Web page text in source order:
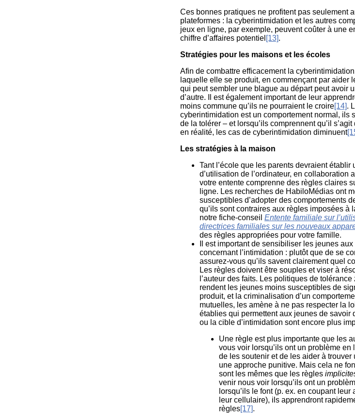
Ces bonnes pratiques ne profitent pas seulement
plateformes : la cyberintimidation et les autres
jeux en ligne, par exemple, peuvent coûter à une
chiffre d’affaires potentiel [13].
Stratégies pour les maisons et les écoles
Afin de combattre efficacement la
laquelle elle se produit, en commençant par aider
qui peut sembler une blague au départ peut avoir
d’autre. Il est également important de leur
moins commune qu’ils ne pourraient le croire[14].
cyberintimidation est un comportement normal, ils
de la tolérer – et lorsqu’ils comprennent qu’il
en réalité, les cas de cyberintimidation diminuent
Les stratégies à la maison
Tant l’école que les parents devraient établir
d’utilisation de l’ordinateur, en collaboration
votre entente comprenne des règles claires
ligne. Les recherches de HabiloMédias ont
susceptibles d’adopter des comportements
qu’ils sont contraires aux règles imposées à
notre fiche-conseil Entente familiale sur
directrices familiales sur les nouveaux
des règles appropriées pour votre famille.
Il est important de sensibiliser les jeunes
concernant l’intimidation : plutôt que de se
assurez-vous qu’ils savent clairement quel
Les règles doivent être souples et viser à
l’auteur des faits. Les politiques de
rendent les jeunes moins susceptibles de
produit, et la criminalisation d’un
mutuelles, les amène à ne pas respecter la
établies qui permettent aux jeunes de savoir
ou la cible d’intimidation sont encore plus
Une règle est plus importante que les
vous voir lorsqu’ils ont un problème
de les soutenir et de les aider à trouver
une approche punitive. Mais cela ne
sont les mêmes que les règles
venir nous voir lorsqu’ils ont un
lorsqu’ils le font (p. ex. en coupant
leur cellulaire), ils apprendront
règles[17].